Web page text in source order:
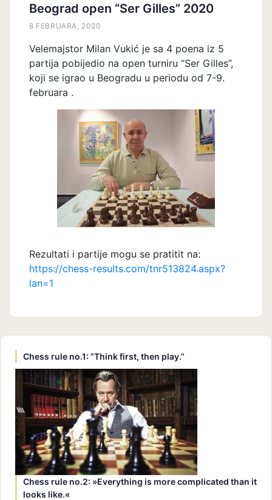
Beograd open “Ser Gilles” 2020
8 FEBRUARA, 2020
Velemajstor Milan Vukić je sa 4 poena iz 5
partija pobijedio na open turniru “Ser Gilles”,
koji se igrao u Beogradu u periodu od 7-9.
februara .
Rezultati i partije mogu se pratitit na:
https://chess-results.com/tnr513824.aspx?
lan=1
Chess rule no.1: “Think first, then play.”
Chess rule no.2: »Everything is more complicated than it
looks like.«